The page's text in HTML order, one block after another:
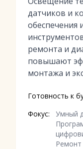
датчиков и
обеспечения
ремонта и
повышают
монтажа и
Готовность к
Фокус:
Умный
Ремонт